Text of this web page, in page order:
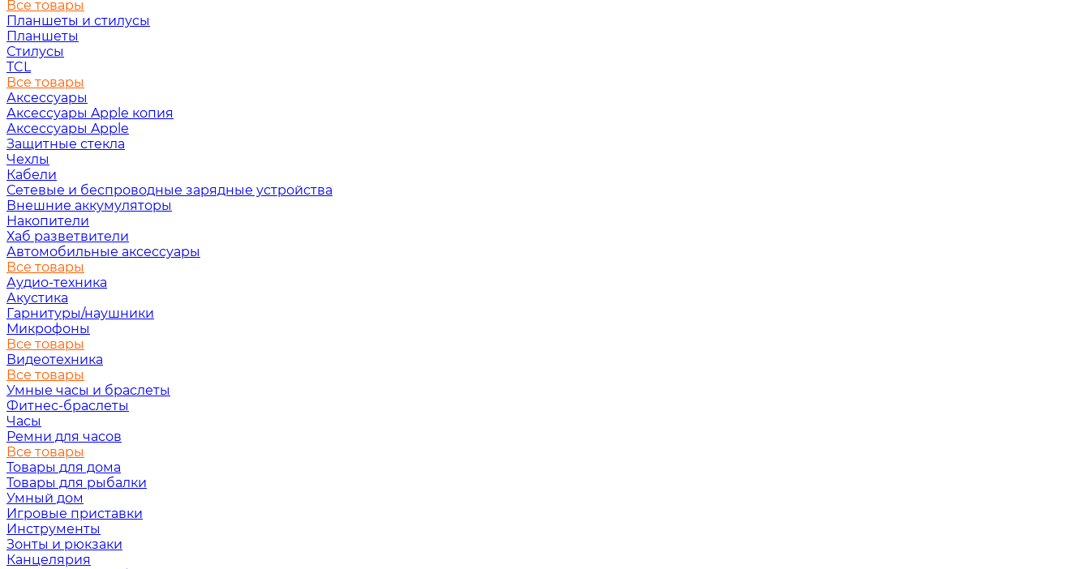
Все товары
Планшеты и стилусы
Планшеты
Стилусы
TCL
Все товары
Аксессуары
Аксессуары Apple копия
Аксессуары Apple
Защитные стекла
Чехлы
Кабели
Сетевые и беспроводные зарядные устройства
Внешние аккумуляторы
Накопители
Хаб разветвители
Автомобильные аксессуары
Все товары
Аудио-техника
Акустика
Гарнитуры/наушники
Микрофоны
Все товары
Видеотехника
Все товары
Умные часы и браслеты
Фитнес-браслеты
Часы
Ремни для часов
Все товары
Товары для дома
Товары для рыбалки
Умный дом
Игровые приставки
Инструменты
Зонты и рюкзаки
Канцелярия